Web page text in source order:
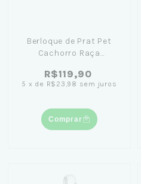
Berloque de Prat Pet
Cachorro Raça
Expresso em Joia
Elegante
R$119,90
5 x de R$23,98 sem juros
Comprar